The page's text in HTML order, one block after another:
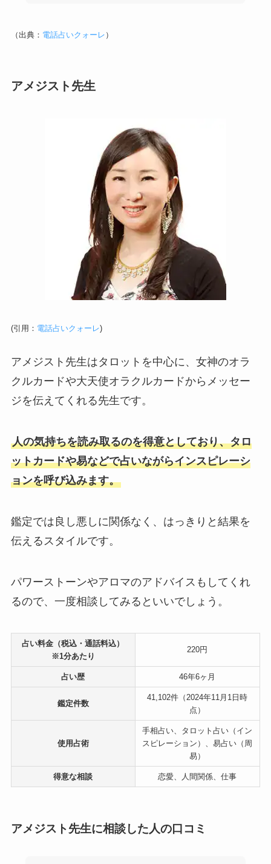
（出典： 電話占いクォーレ ）
アメジスト先生
(引用： 電話占いクォーレ)
アメジスト先生はタロットを中心に、女神のオラ
クルカードや大天使オラクルカードからメッセー
ジを伝えてくれる先生です。
人の気持ちを読み取るのを得意としており、タロ
ットカードや易などで占いながらインスピレーシ
ョンを呼び込みます。
鑑定では良し悪しに関係なく、はっきりと結果を
伝えるスタイルです。
パワーストーンやアロマのアドバイスもしてくれ
るので、一度相談してみるといいでしょう。
占い料金（税込・通話料込）
※1分あたり
220円
占い歴 46年6ヶ月
鑑定件数
41,102件（2024年11月1日時
点）
使用占術
手相占い、タロット占い（イン
スピレーション）、易占い（周
易）
得意な相談 恋愛、人間関係、仕事
アメジスト先生に相談した人の口コミ